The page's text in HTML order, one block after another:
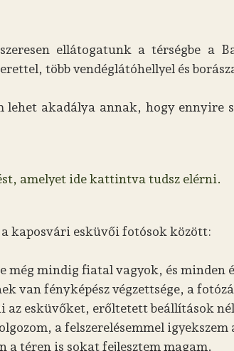
ellátogatunk a térségbe a
több vendéglátóhellyel és
akadálya annak, hogy ennyire
amelyet ide kattintva tudsz elérni.
kaposvári esküvői fotósok között:
még mindig fiatal vagyok, és minden
van fényképész végzettsége, a
esküvőket, erőltetett beállítások
a felszerelésemmel
a téren is sokat fejlesztem magam.